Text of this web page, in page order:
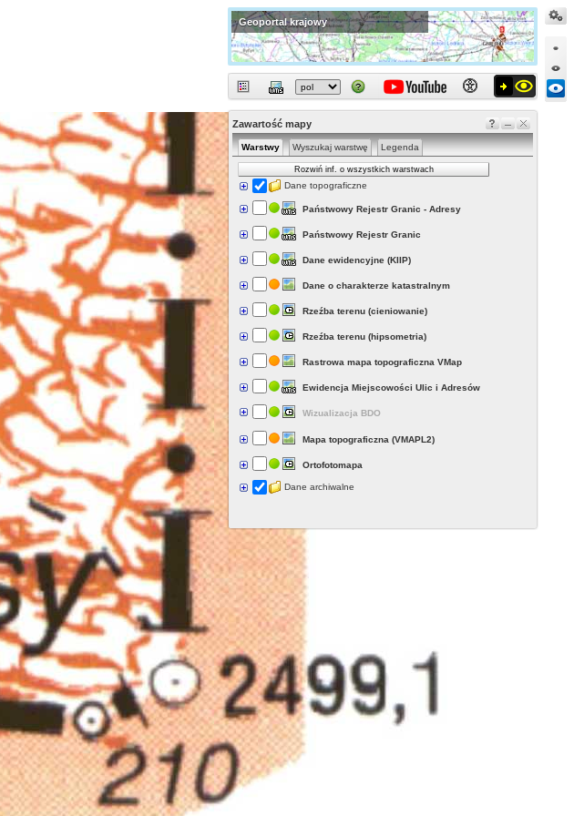
Geoportal krajowy
Zawartość mapy
Warstwy Wyszukaj warstwę Legenda
Rozwiń inf. o wszystkich warstwach
Dane topograficzne
Państwowy Rejestr Granic - Adresy
Państwowy Rejestr Granic
Dane ewidencyjne (KIIP)
Dane o charakterze katastralnym
Rzeźba terenu (cieniowanie)
Rzeźba terenu (hipsometria)
Rastrowa mapa topograficzna VMap
Ewidencja Miejscowości Ulic i Adresów
Wizualizacja BDO
Mapa topograficzna (VMAPL2)
Ortofotomapa
Dane archiwalne